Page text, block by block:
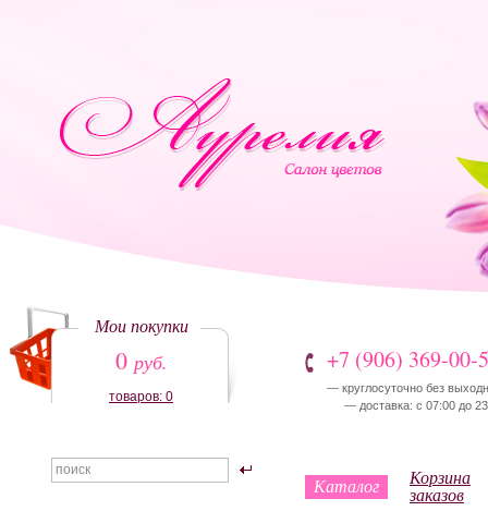
Мои покупки
0 руб.
товаров: 0
+7 (906) 369-00-
— круглосуточно без
— доставка: с 07:00 до
Каталог Корзина
заказов